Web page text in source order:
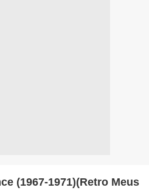
(1967-1971)(Retro Meus